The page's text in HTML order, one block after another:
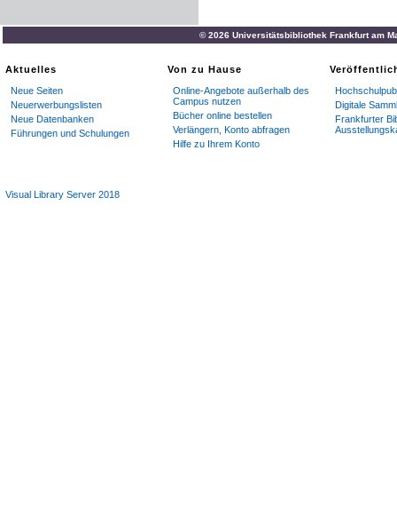
© 2026 Universitätsbibliothek Frankfurt am
Aktuelles
Neue Seiten
Neuerwerbungslisten
Neue Datenbanken
Führungen und Schulungen
Von zu Hause
Online-Angebote außerhalb des
Campus nutzen
Bücher online bestellen
Verlängern, Konto abfragen
Hilfe zu Ihrem Konto
Digitale
Frankfurter
Visual Library Server 2018